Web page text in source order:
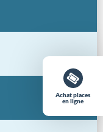
Achat places
en ligne